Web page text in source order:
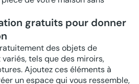
gratuits pour donner
des objets de
tels que des miroirs,
Ajoutez ces éléments à
un espace qui vous ressemble,